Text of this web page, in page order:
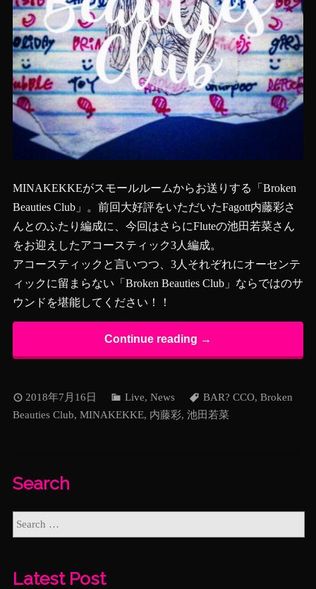
MINAKEKKEがスモールルームからお送りする「Broken
Beauties Club」。前回大好評をいただいたFagott内藤彩さ
んとのふたり編成に、今回はさらにFluteの池田若菜さん
をお迎えしたアコースティック3人編成。
アコースティックと言いつつ、3人それぞれにオーセンテ
ィックに留まらない「Broken Beauties Club」ならではのサ
ウンドを堪能してください！！
Continue reading →
2018年7月16日 Live, News BAR? CCO, Broken
Beauties Club, MINAKEKKE, 内藤彩, 池田若菜
Search
Latest Post